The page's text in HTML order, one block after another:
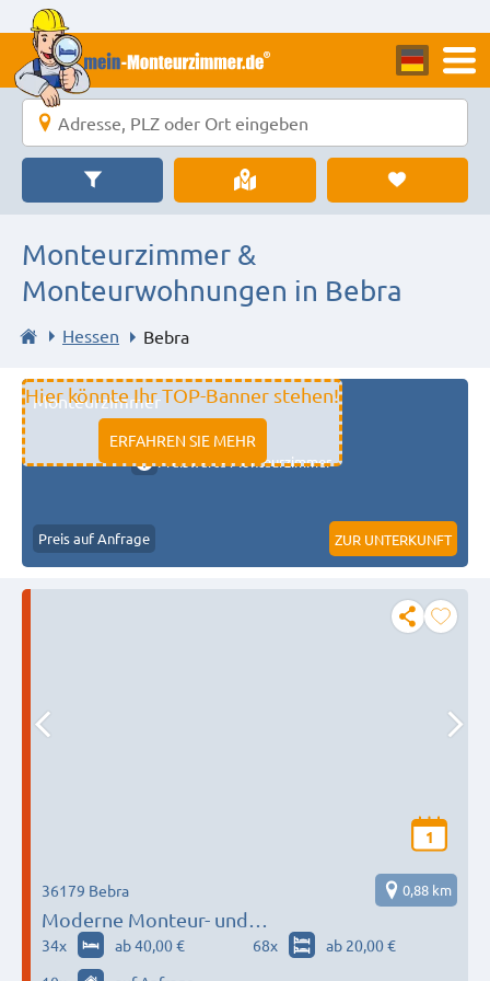
Monteurzimmer &
Monteurwohnungen in Bebra
Hessen Bebra
Hier könnte Ihr TOP-Banner stehen!
ERFAHREN SIE MEHR
Monteurzimmer
11333 fulda
Preiswerte Monteurzimmer
Preis auf Anfrage ZUR UNTERKUNFT
1
Moderne Monteur- und
Handwerkerwohnungen
36179 Bebra 0,88 km
34x ab 40,00 € 68x
ab 20,00 €